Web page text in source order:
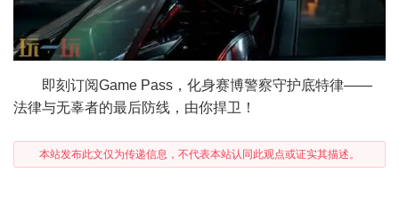
即刻订阅Game Pass，化身赛博警察守护底特律——
法律与无辜者的最后防线，由你捍卫！
本站发布此文仅为传递信息，不代表本站认同此观点或证实其描述。